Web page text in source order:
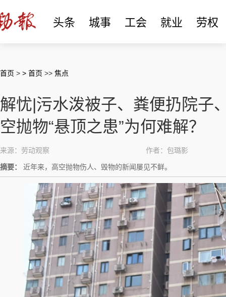
头条 城事 工会 就业 劳权
首页 > > 首页 >> 焦点
解忧|污水泼被子、粪便扔院
空抛物“悬顶之患”为何难解？
来源：劳动观察 作者：包璐影
摘要： 近年来，高空抛物伤人、毁物的新闻屡见不鲜。